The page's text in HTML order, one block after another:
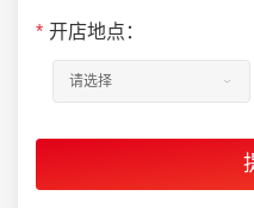
* 开店地点：